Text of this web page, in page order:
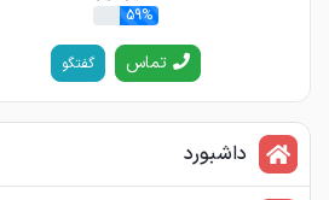
59%
تماس گفتگو
داشبورد